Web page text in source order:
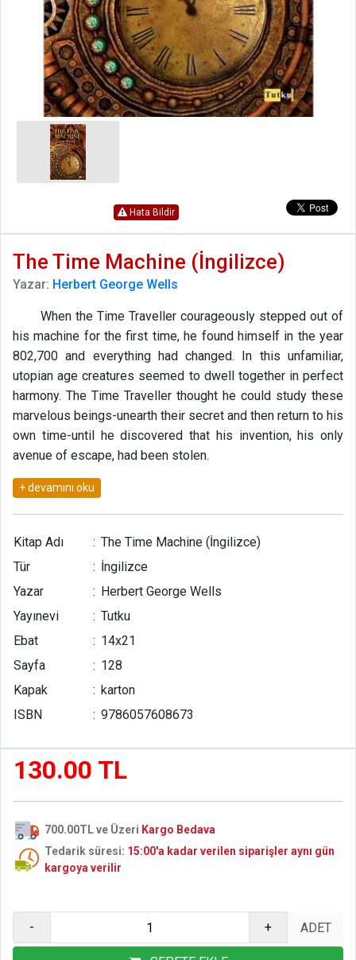
Hata Bildir
The Time Machine (İngilizce)
Yazar: Herbert George Wells
When the Time Traveller courageously stepped out of
his machine for the first time, he found himself in the year
802,700 and everything had changed. In this unfamiliar,
utopian age creatures seemed to dwell together in perfect
harmony. The Time Traveller thought he could study these
marvelous beings-unearth their secret and then return to his
own time-until he discovered that his invention, his only
avenue of escape, had been stolen.
G. Wells's famous novel of one man's astonishing
journey beyond the conventional limits of the imagination
first appeared in 1895. It won him immediate recognition
masterpieces in the literature of science fiction.
Kitap Adı : The Time Machine (İngilizce)
Tür
: İngilizce
Yazar
: Herbert George Wells
Yayınevi
: Tutku
Ebat
: 14x21
Sayfa
: 128
Kapak
: karton
ISBN
: 9786057608673
130.00 TL
700.00TL ve Üzeri Kargo Bedava
Tedarik süresi: 15:00'a kadar verilen siparişler aynı gün
kargoya verilir
- +